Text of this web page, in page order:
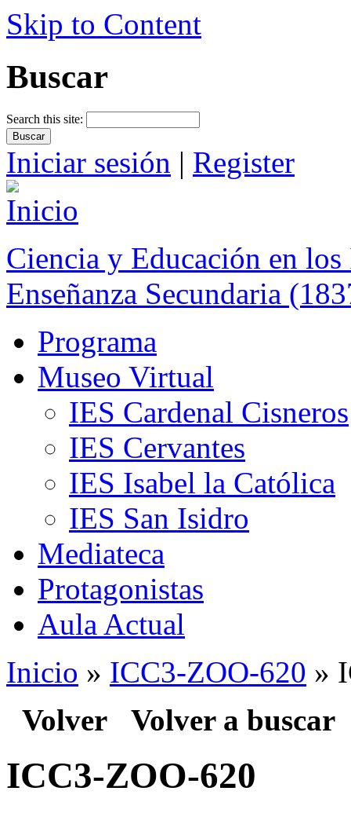
Skip to Content
Buscar
Search this site:
Iniciar sesión | Register
Ciencia y Educación en
Enseñanza Secundaria
Programa
Museo Virtual
IES Cardenal Cisneros
IES Cervantes
IES Isabel la Católica
IES San Isidro
Mediateca
Protagonistas
Aula Actual
Inicio » ICC3-ZOO-620 »
Volver Volver a buscar
ICC3-ZOO-620